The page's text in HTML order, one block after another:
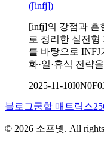
([infj])
[infj]의 강점과 흔
로 정리한 실전
를 바탕으로
화·일·휴식 전략
2025-11-10
블로그궁합 매트릭스
© 2026 소프넷. All